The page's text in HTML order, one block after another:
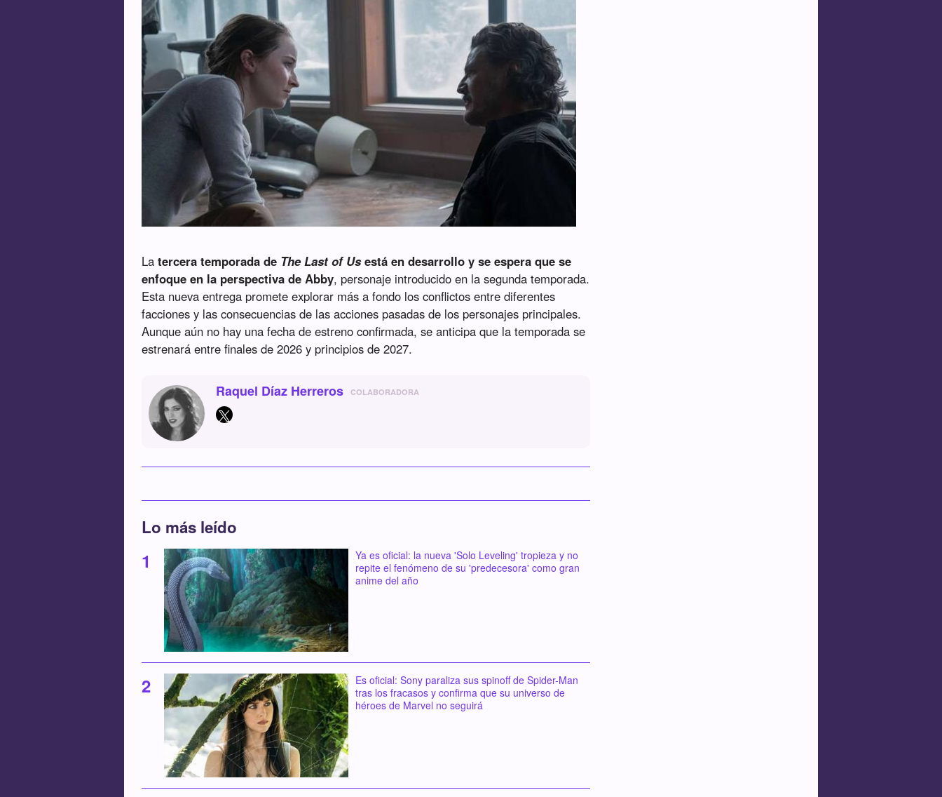
Latercera temporada de The Last of Usestá en desarrollo y se espera que se
enfoque en la perspectiva de Abby, personaje introducido en la segunda temporada.
Esta nueva entrega promete explorar más a fondo los conflictos entre diferentes
facciones y las consecuencias de las acciones pasadas de los personajes principales.
Aunque aún no hay una fecha de estreno confirmada, se anticipa que la temporada se
estrenará entre finales de 2026 y principios de 2027.
Raquel Díaz Herreros COLABORADORA
Lo más leído
Ya es oficial: la nueva 'Solo Leveling' tropieza y no
repite el fenómeno de su 'predecesora' como gran
anime del año
Es oficial: Sony paraliza sus spinoff de Spider-Man
tras los fracasos y confirma que su universo de
héroes de Marvel no seguirá